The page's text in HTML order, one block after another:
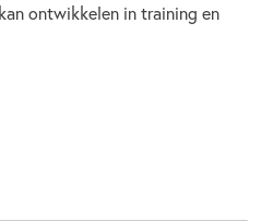
ontwikkelen in training en